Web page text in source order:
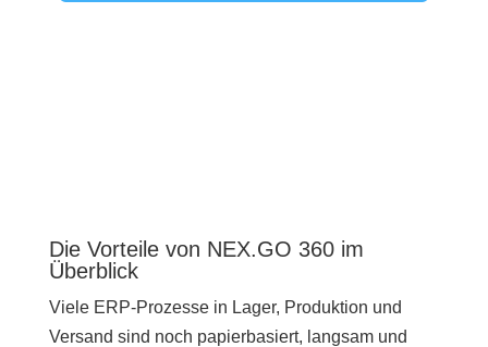
Die Vorteile von NEX.GO 360 im
Überblick
Viele ERP-Prozesse in Lager, Produktion und
Versand sind noch papierbasiert, langsam und